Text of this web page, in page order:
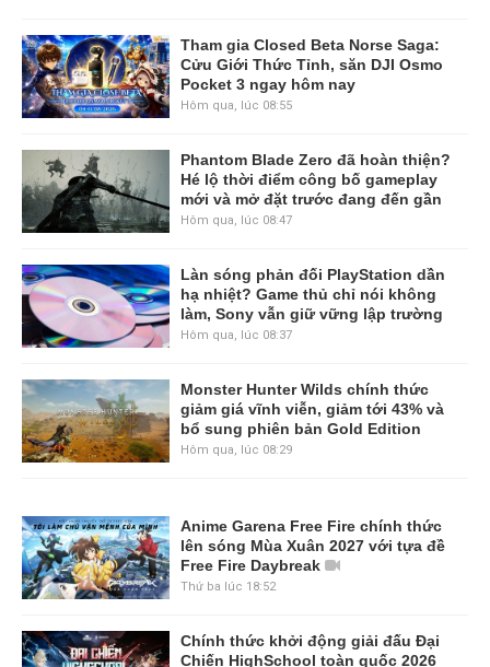
Tham gia Closed Beta Norse Saga:
Cửu Giới Thức Tỉnh, săn DJI Osmo
Pocket 3 ngay hôm nay
Hôm qua, lúc 08:55
Phantom Blade Zero đã hoàn thiện?
Hé lộ thời điểm công bố gameplay
mới và mở đặt trước đang đến gần
Hôm qua, lúc 08:47
Làn sóng phản đối PlayStation dần
hạ nhiệt? Game thủ chỉ nói không
làm, Sony vẫn giữ vững lập trường
Hôm qua, lúc 08:37
Monster Hunter Wilds chính thức
giảm giá vĩnh viễn, giảm tới 43% và
bổ sung phiên bản Gold Edition
Hôm qua, lúc 08:29
Anime Garena Free Fire chính thức
lên sóng Mùa Xuân 2027 với tựa đề
Free Fire Daybreak
Thứ ba lúc 18:52
Chính thức khởi động giải đấu Đại
Chiến HighSchool toàn quốc 2026